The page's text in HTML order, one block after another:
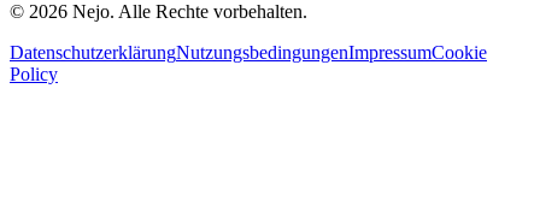
© 2026 Nejo. Alle Rechte vorbehalten.
DatenschutzerklärungNutzungsbedingungenImpressumCookie
Policy